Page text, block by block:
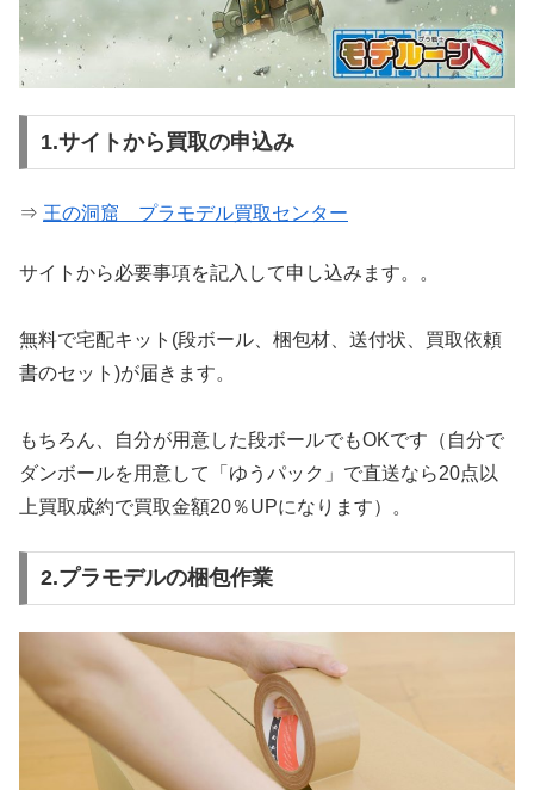
1.サイトから買取の申込み
⇒ 王の洞窟 プラモデル買取センター
サイトから必要事項を記入して申し込みます。。
無料で宅配キット(段ボール、梱包材、送付状、買取依頼
書のセット)が届きます。
もちろん、自分が用意した段ボールでもOKです（自分で
ダンボールを用意して「ゆうパック」で直送なら20点以
上買取成約で買取金額20％UPになります）。
2.プラモデルの梱包作業